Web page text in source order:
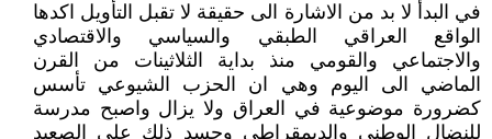
في البدأ لا بد من الاشارة الى حقيقة لا تقبل التأويل اكدها
الواقع العراقي الطبقي والسياسي والاقتصادي
والاجتماعي والقومي منذ بداية الثلاثينات من القرن
الماضي الى اليوم وهي ان الحزب الشيوعي تأسس
كضرورة موضوعية في العراق ولا يزال واصبح مدرسة
للنضال الوطني والديمقراطي وجسد ذلك على الصعيد